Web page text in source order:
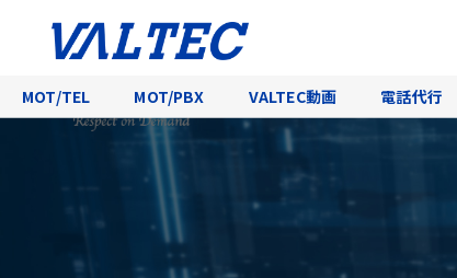
MOT/TEL MOT/PBX VALTEC動画 電話代行